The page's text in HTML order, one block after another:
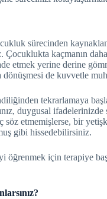
sürecinden
Çocuklukta kaçmanın
etmek yerine derine
dönüşmesi de kuvvetle
tekrarlamaya
duygusal ifadelerinizde
söz etmemişlerse, bir
gibi hissedebilirsiniz.
öğrenmek için terapiye